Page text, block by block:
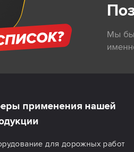
Мы
применения нашей
для дорожных работ